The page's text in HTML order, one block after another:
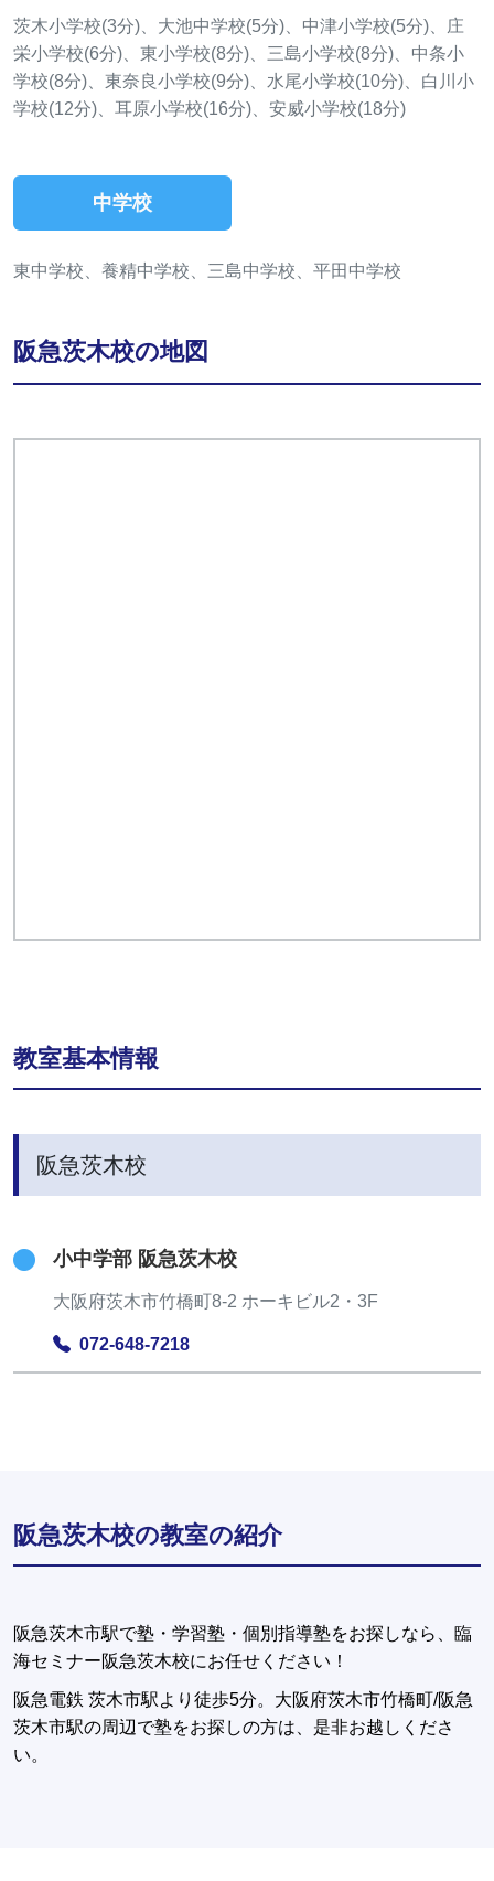
茨木小学校(3分)、大池中学校(5分)、中津小学校(5分)、庄
栄小学校(6分)、東小学校(8分)、三島小学校(8分)、中条小
学校(8分)、東奈良小学校(9分)、水尾小学校(10分)、白川小
学校(12分)、耳原小学校(16分)、安威小学校(18分)
中学校
東中学校、養精中学校、三島中学校、平田中学校
阪急茨木校の地図
教室基本情報
阪急茨木校
小中学部 阪急茨木校
大阪府茨木市竹橋町8-2 ホーキビル2・3F
072-648-7218
阪急茨木校の教室の紹介
阪急茨木市駅で塾・学習塾・個別指導塾をお探しなら、臨
海セミナー阪急茨木校にお任せください！
阪急電鉄 茨木市駅より徒歩5分。大阪府茨木市竹橋町/阪急
茨木市駅の周辺で塾をお探しの方は、是非お越しくださ
い。